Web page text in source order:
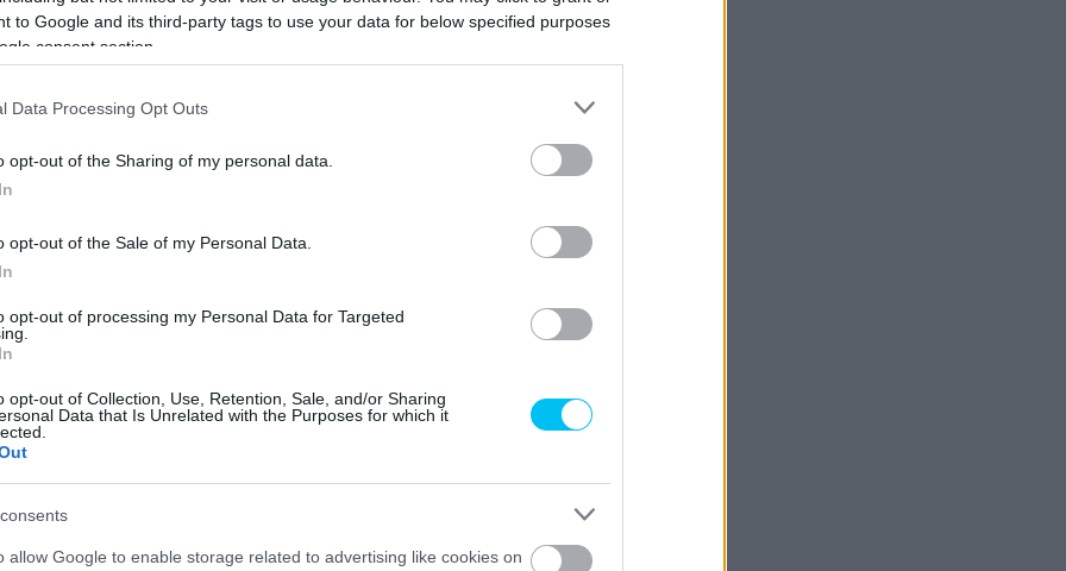
to Google and its third-party tags to use your data for below specified purposes
consent section.
Data Processing Opt Outs
opt-out of the Sharing of my personal data.
opt-out of the Sale of my Personal Data.
opt-out of processing my Personal Data for Targeted
opt-out of Collection, Use, Retention, Sale, and/or Sharing
Data that Is Unrelated with the Purposes for which it
allow Google to enable storage related to advertising like cookies on
időjárási körülmények miatt törölni
Jorge Martín és Francesco Bagnaia is
Míg előbbi elesett, addig utóbbinak másféle
máris visszament a bokszba. Később aztán